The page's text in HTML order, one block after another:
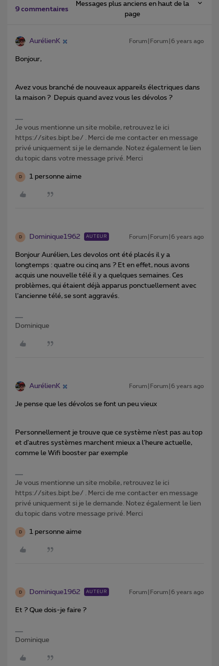
9 commentaires
Messages plus anciens en haut de la
page
AurélienK Forum|Forum|6 years ago
Bonjour,
Avez vous branché de nouveaux appareils électriques dans
la maison ? Depuis quand avez vous les dévolos ?
Je vous mentionne un site mobile, retrouvez le ici
https://sites.bipt.be/ . Merci de me contacter en message
privé uniquement si je le demande. Notez également le lien
du topic dans votre message privé. Merci
D 1 personne aime
D Dominique1962 AUTEUR Forum|Forum|6 years ago
Bonjour Aurélien, Les devolos ont été placés il y a
longtemps : quatre ou cinq ans ? Et en effet, nous avons
acquis une nouvelle télé il y a quelques semaines. Ces
problèmes, qui étaient déjà apparus ponctuellement avec
l’ancienne télé, se sont aggravés.
Dominique
AurélienK Forum|Forum|6 years ago
Je pense que les dévolos se font un peu vieux
Personnellement je trouve que ce système n’est pas au top
et d’autres systèmes marchent mieux a l’heure actuelle,
comme le Wifi booster par exemple
Je vous mentionne un site mobile, retrouvez le ici
https://sites.bipt.be/ . Merci de me contacter en message
privé uniquement si je le demande. Notez également le lien
du topic dans votre message privé. Merci
D 1 personne aime
D Dominique1962 AUTEUR Forum|Forum|6 years ago
Et ? Que dois-je faire ?
Dominique